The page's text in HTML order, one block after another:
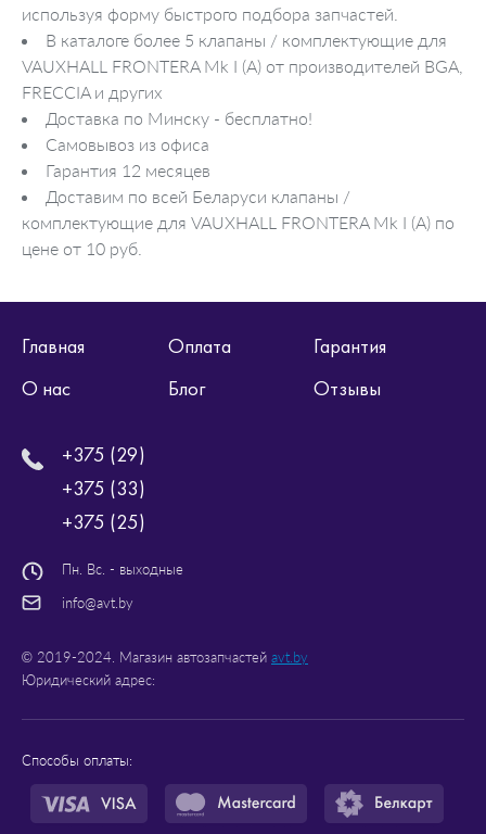
используя форму быстрого подбора запчастей.
В каталоге более 5 клапаны / комплектующие для
VAUXHALL FRONTERA Mk I (A) от производителей BGA,
FRECCIA и других
Доставка по Минску - бесплатно!
Самовывоз из офиса
Гарантия 12 месяцев
Доставим по всей Беларуси клапаны /
комплектующие для VAUXHALL FRONTERA Mk I (A) по
цене от 10 руб.
Главная Оплата
Гарантия
О нас
Блог Отзывы
+375 (29)
+375 (33)
+375 (25)
Пн. Вс. - выходные
info@avt.by
© 2019-2024. Магазин автозапчастей avt.by
Юридический адрес:
Способы оплаты: